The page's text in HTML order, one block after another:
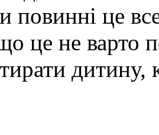
повинні це
це не варто
дитину,